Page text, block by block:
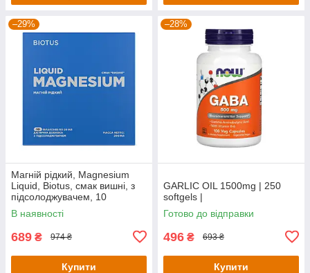
–29%
Магній рідкий, Magnesium
Liquid, Biotus, смак вишні, з
підсолоджувачем, 10
флаконів по 20 мл кожен
В наявності
689 ₴ 974 ₴
Купити
–28%
GARLIC OIL 1500mg | 250
softgels |
Готово до відправки
496 ₴ 693 ₴
Купити